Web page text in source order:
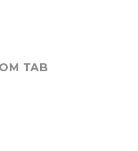
TAB